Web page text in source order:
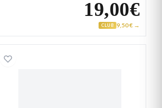
19,00€
CLUB 9,50 € →